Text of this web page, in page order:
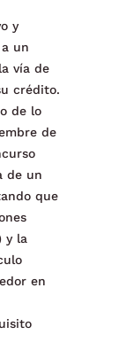
y
un
vía de
crédito.
de lo
de
de un
que
y la
en